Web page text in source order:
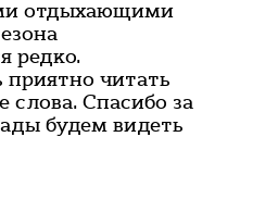
отдыхающими
редко.
приятно читать
слова. Спасибо за
будем видеть